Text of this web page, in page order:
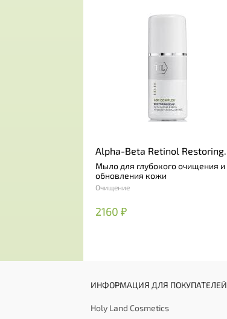
Alpha-Beta Retinol Restoring
Soap
Мыло для глубокого очищения и
обновления кожи
Очищение
2160 ₽
ИНФОРМАЦИЯ ДЛЯ ПОКУПАТЕЛЕЙ
Holy Land Cosmetics